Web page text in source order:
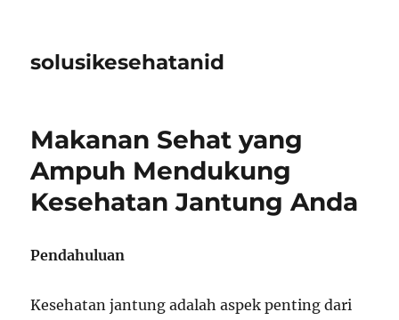
solusikesehatanid
Makanan Sehat yang
Ampuh Mendukung
Kesehatan Jantung Anda
Pendahuluan
Kesehatan jantung adalah aspek penting dari